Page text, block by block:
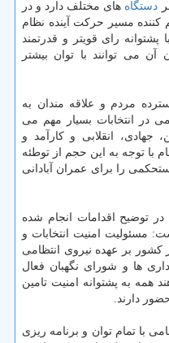
دستگاه های مختلف دارد و در
كننده مسیر حركت آینده نظام
رای قویتر و قدرتمند
می توانند با توان بیشتر
مردم و علاقه مندان به
در انتخابات بسیار مهم می
جهادی، انقلابی و كارآمد و
با توجه به این حجم از توطئه
را برای عمران آبادانی
در توضیح اقدامات انجام شده
مسئولیت امنیت انتخابات و
بر عهده نیروی انتظامی
ها و شورای نگهبان فعال
همه به پشتوانه امنیت تامین
دارند.
با تمام توان و برنامه ریزی